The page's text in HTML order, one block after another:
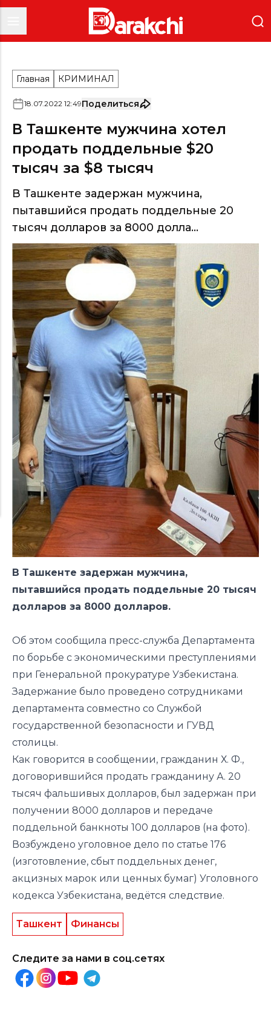
Главная КРИМИНАЛ
18.07.2022 12:49Поделиться
В Ташкенте мужчина хотел
продать поддельные $20
тысяч за $8 тысяч
В Ташкенте задержан мужчина,
пытавшийся продать поддельные 20
тысяч долларов за 8000 долла...
В Ташкенте задержан мужчина,
пытавшийся продать поддельные 20 тысяч
долларов за 8000 долларов.
Об этом сообщила пресс-служба Департамента
по борьбе с экономическими преступлениями
при Генеральной прокуратуре Узбекистана.
Задержание было проведено сотрудниками
департамента совместно со Службой
государственной безопасности и ГУВД
столицы.
Как говорится в сообщении, гражданин Х. Ф.,
договорившийся продать гражданину А. 20
тысяч фальшивых долларов, был задержан при
получении 8000 долларов и передаче
поддельной банкноты 100 долларов (на фото).
Возбуждено уголовное дело по статье 176
(изготовление, сбыт поддельных денег,
акцизных марок или ценных бумаг) Уголовного
кодекса Узбекистана, ведётся следствие.
Ташкент Финансы
Следите за нами в соц.сетях